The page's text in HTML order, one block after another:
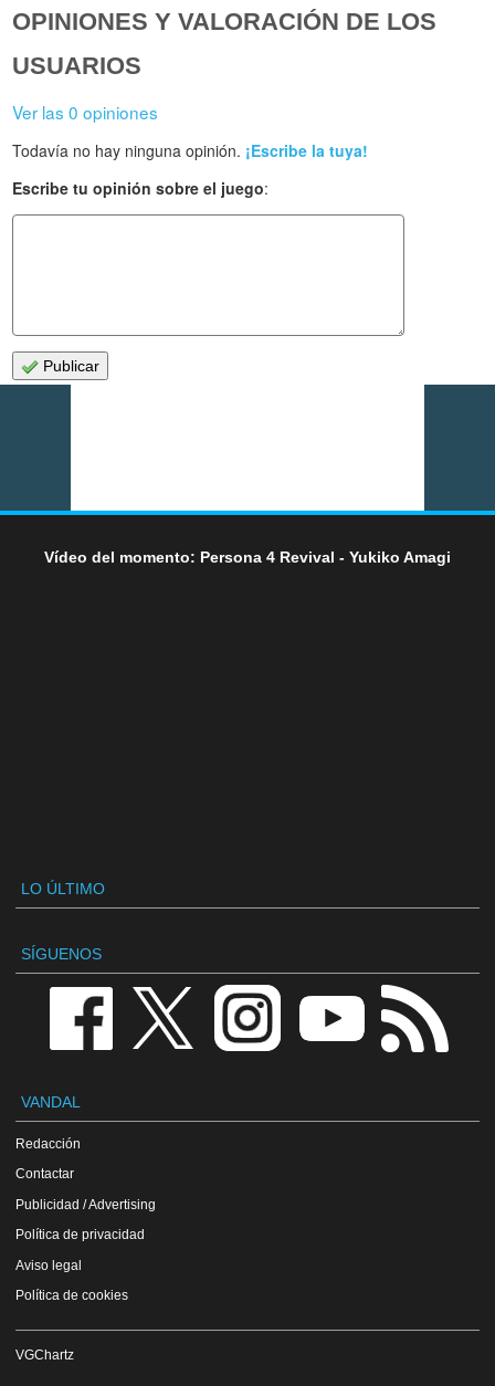
OPINIONES Y VALORACIÓN DE LOS
USUARIOS
Ver las 0 opiniones
Todavía no hay ninguna opinión. ¡Escribe la tuya!
Escribe tu opinión sobre el juego:
Publicar
Vídeo del momento: Persona 4 Revival - Yukiko Amagi
LO ÚLTIMO
SÍGUENOS
VANDAL
Redacción
Contactar
Publicidad / Advertising
Política de privacidad
Aviso legal
Política de cookies
VGChartz